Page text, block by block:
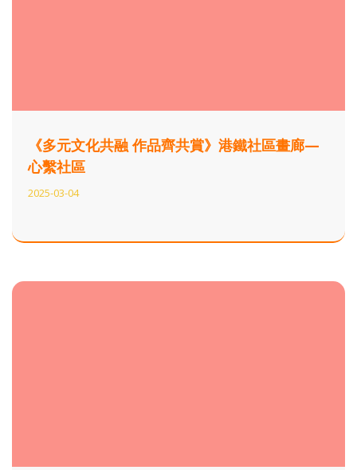
《多元文化共融 作品齊共賞》港鐵社區畫廊—
心繫社區
2025-03-04